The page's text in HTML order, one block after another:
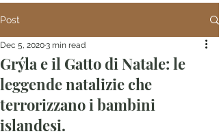
Post
Grýla e il Gatto di Natale: le
leggende natalizie che
terrorizzano i bambini
islandesi.
Dec 5, 20203 min read